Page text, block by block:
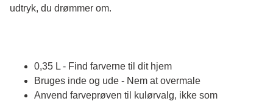
udtryk, du drømmer om.
0,35 L - Find farverne til dit hjem
Bruges inde og ude - Nem at overmale
Anvend farveprøven til kulørvalg, ikke som